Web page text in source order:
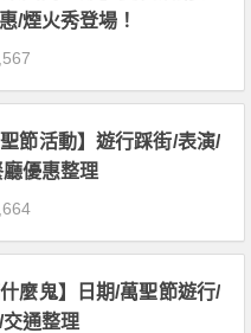
/煙火秀登場！
聖節活動】遊行踩街/表演/
優惠整理
什麼鬼】日期/萬聖節遊行/
通整理